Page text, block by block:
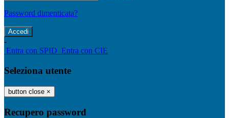
Password dimenticata?
-
Entra con SPID Entra con CIE
Seleziona utente
button close ×
Recupero password